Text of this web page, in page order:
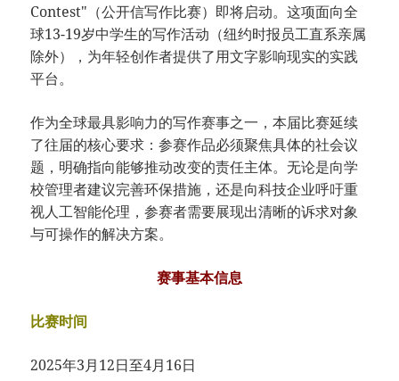
Contest"（公开信写作比赛）即将启动。这项面向全
球13-19岁中学生的写作活动（纽约时报员工直系亲属
除外），为年轻创作者提供了用文字影响现实的实践
平台。
作为全球最具影响力的写作赛事之一，本届比赛延续
了往届的核心要求：参赛作品必须聚焦具体的社会议
题，明确指向能够推动改变的责任主体。无论是向学
校管理者建议完善环保措施，还是向科技企业呼吁重
视人工智能伦理，参赛者需要展现出清晰的诉求对象
与可操作的解决方案。
赛事基本信息
比赛时间
2025年3月12日至4月16日